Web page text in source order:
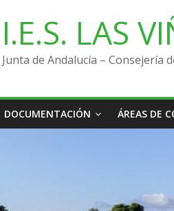
I.E.S. LAS
Junta de Andalucía – Consejería
DOCUMENTACIÓN ÁREAS DE